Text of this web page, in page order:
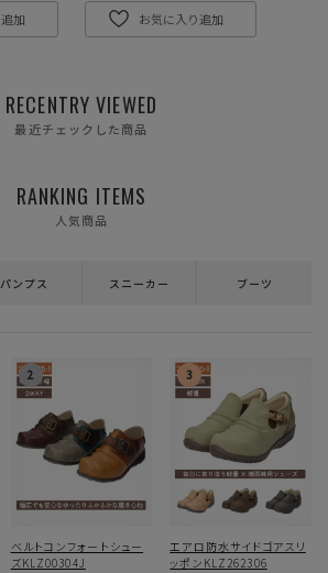
加 お気に入り追加
RECENTRY VIEWED
最近チェックした商品
RANKING ITEMS
人気商品
パンプス スニーカー ブーツ
ベルトコンフォートシュー
ズKLZ00304J
エアロ防水サイドゴアスリ
ッポンKLZ262306